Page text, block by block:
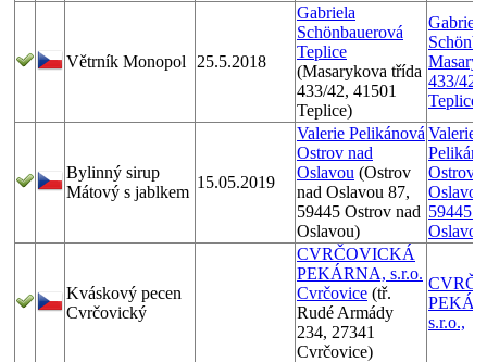
Větrník Monopol 25.5.2018
Gabriela
Schönbauerová
Teplice
(Masarykova třída
433/42, 41501
Teplice)
Gabriela
433/42,
Teplice
Bylinný sirup
Mátový s jablkem
15.05.2019
Valerie Pelikánová
Ostrov nad
Oslavou (Ostrov
nad Oslavou 87,
59445 Ostrov nad
Oslavou)
Valerie
Ostrov
59445
Oslavou
Kváskový pecen
Cvrčovický
CVRČOVICKÁ
PEKÁRNA, s.r.o.
Cvrčovice (tř.
Rudé Armády
234, 27341
Cvrčovice)
s.r.o.,